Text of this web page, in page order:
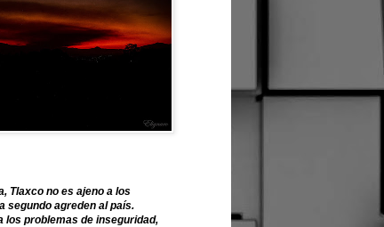
Tlaxco no es ajeno a los
segundo agreden al país.
los problemas de inseguridad,